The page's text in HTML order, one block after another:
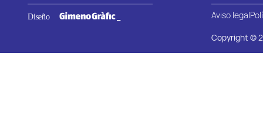
Aviso legal
Copyright ©